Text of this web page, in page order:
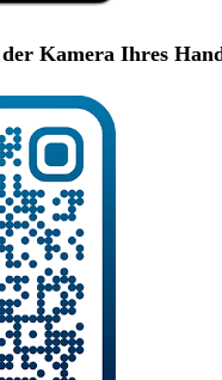
Kamera Ihres